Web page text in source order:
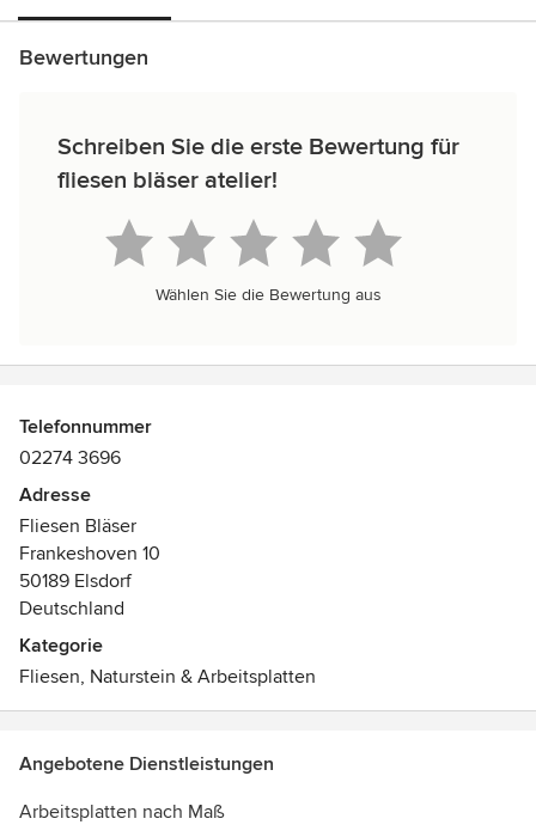
Bewertungen
Schreiben Sie die erste Bewertung für
fliesen bläser atelier!
Wählen Sie die Bewertung aus
Telefonnummer
02274 3696
Adresse
Fliesen Bläser
Frankeshoven 10
50189 Elsdorf
Deutschland
Kategorie
Fliesen, Naturstein & Arbeitsplatten
Angebotene Dienstleistungen
Arbeitsplatten nach Maß